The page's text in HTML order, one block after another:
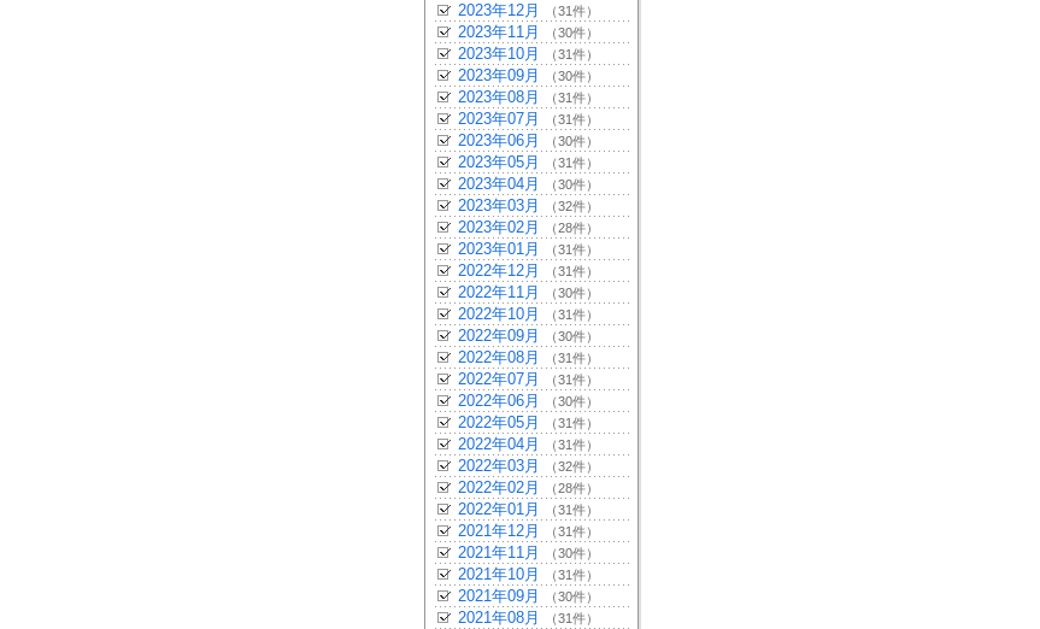
2023年12月 （31件）
2023年11月 （30件）
2023年10月 （31件）
2023年09月 （30件）
2023年08月 （31件）
2023年07月 （31件）
2023年06月 （30件）
2023年05月 （31件）
2023年04月 （30件）
2023年03月 （32件）
2023年02月 （28件）
2023年01月 （31件）
2022年12月 （31件）
2022年11月 （30件）
2022年10月 （31件）
2022年09月 （30件）
2022年08月 （31件）
2022年07月 （31件）
2022年06月 （30件）
2022年05月 （31件）
2022年04月 （31件）
2022年03月 （32件）
2022年02月 （28件）
2022年01月 （31件）
2021年12月 （31件）
2021年11月 （30件）
2021年10月 （31件）
2021年09月 （30件）
2021年08月 （31件）